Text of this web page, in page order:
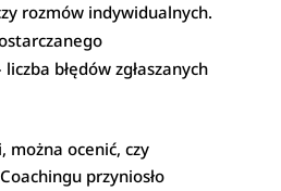
rozmów indywidualnych.
błędów zgłaszanych
można ocenić, czy
przyniosło